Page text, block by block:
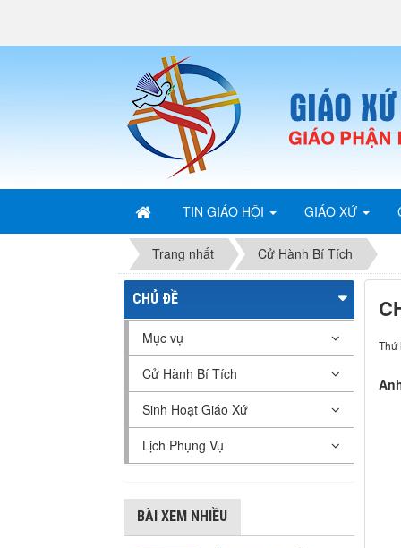
TIN GIÁO HỘI GIÁO XỨ
Trang nhất Cử Hành Bí Tích
Thứ
CHỦ ĐỀ
Mục vụ
Cử Hành Bí Tích
Sinh Hoạt Giáo Xứ
Lịch Phụng Vụ
BÀI XEM NHIỀU